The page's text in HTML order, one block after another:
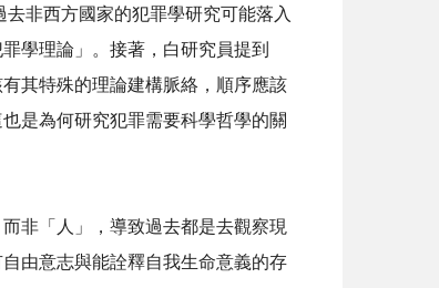
非西方國家的犯罪學研究可能落入
學理論」。接著，白研究員提到
其特殊的理論建構脈絡，順序應該
是為何研究犯罪需要科學哲學的關
非「人」，導致過去都是去觀察現
由意志與能詮釋自我生命意義的存